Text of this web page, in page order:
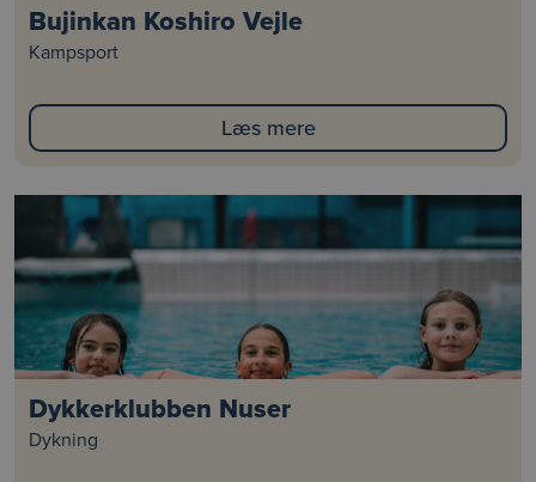
Bujinkan Koshiro Vejle
Kampsport
Læs mere
Dykkerklubben Nuser
Dykning